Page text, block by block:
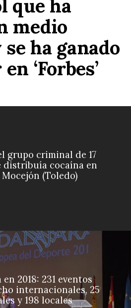
que ha
medio
ha ganado
‘Forbes’
grupo criminal de 17
distribuía cocaína en
(Toledo)
2018: 231 eventos
internacionales, 25
y 198 locales